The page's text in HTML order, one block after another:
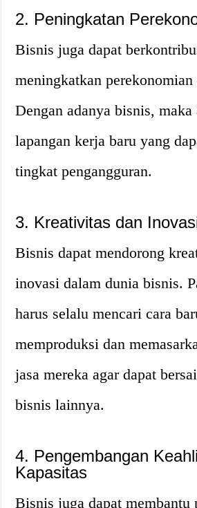
2. Peningkatan
Bisnis juga dapat
meningkatkan perekonomian
Dengan adanya bisnis, maka
lapangan kerja baru yang
tingkat pengangguran.
3. Kreativitas dan
Bisnis dapat mendorong
inovasi dalam dunia bisnis.
harus selalu mencari cara
memproduksi dan
jasa mereka agar dapat
bisnis lainnya.
4. Pengembangan
Kapasitas
Bisnis juga dapat membantu